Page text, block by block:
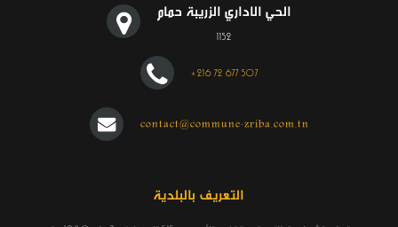
الحي الاداري الزريبة حمام
1152
+216 72 677 507
contact@commune-zriba.com.tn
التعريف بالبلدية